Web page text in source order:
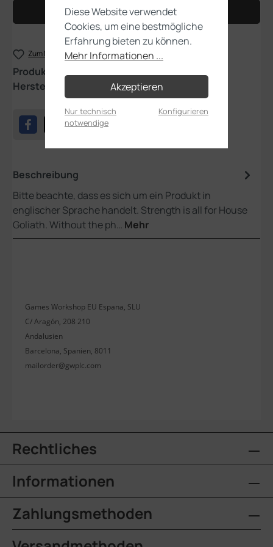
In den Warenkorb
Zum Merkzettel hinzufügen
Produktnummer:
Hersteller:
Games Workshop
Beschreibung
Bitte beachte, dass es sich um ein Produkt in
englischer Sprache handelt. Strength is all for House
Goliath. Without the ph… Mehr
Games Workshop EU Espana, SLU
C/ Aragón, 208 210
Andalusien
Barcelona, Spanien, 8011
mailorder@gwplc.com
Rechtliches
Informationen
Zahlungsmethoden
Diese Website verwendet
Cookies, um eine bestmögliche
Erfahrung bieten zu können.
Mehr Informationen ...
Akzeptieren
Nur technisch
notwendige
Konfigurieren